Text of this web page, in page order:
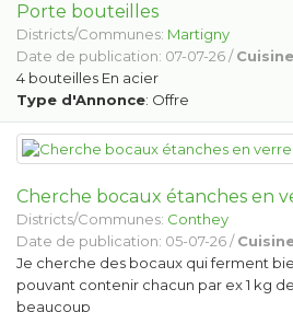
Porte bouteilles
Districts/Communes: Martigny
Date de publication: 07-07-26 /Cuisine
4 bouteilles En acier
Type d'Annonce: Offre
Cherche bocaux étanches en
Districts/Communes: Conthey
Date de publication: 05-07-26 /
Je cherche des bocaux qui ferment
pouvant contenir chacun par ex 1 kg
beaucoup